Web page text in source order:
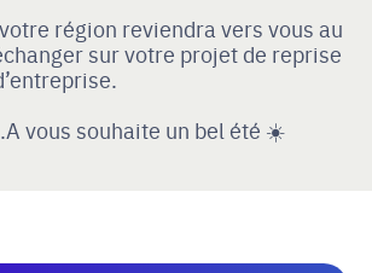
région reviendra vers vous au
sur votre projet de reprise
vous souhaite un bel été ☀️